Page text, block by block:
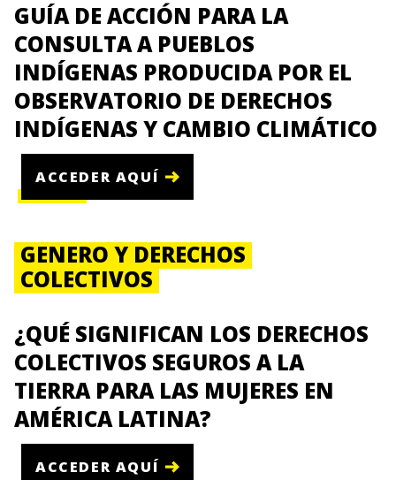
GUÍA DE ACCIÓN PARA LA
CONSULTA A PUEBLOS
INDÍGENAS PRODUCIDA POR EL
OBSERVATORIO DE DERECHOS
INDÍGENAS Y CAMBIO CLIMÁTICO
ACCEDER AQUÍ
GENERO Y DERECHOS
COLECTIVOS
¿QUÉ SIGNIFICAN LOS DERECHOS
COLECTIVOS SEGUROS A LA
TIERRA PARA LAS MUJERES EN
AMÉRICA LATINA?
ACCEDER AQUÍ